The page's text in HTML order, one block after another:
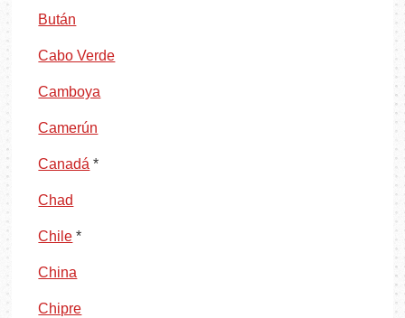
Bután
Cabo Verde
Camboya
Camerún
Canadá *
Chad
Chile *
China
Chipre